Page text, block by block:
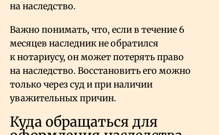
на наследство.
Важно понимать, что, если в течение 6
месяцев наследник не обратился
к нотариусу, он может потерять право
на наследство. Восстановить его можно
только через суд и при наличии
уважительных причин.
Куда обращаться для